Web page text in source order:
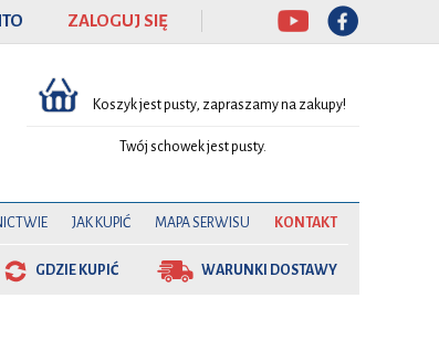
ZALOGUJ SIĘ
Koszyk jest pusty, zapraszamy na zakupy!
Twój schowek jest pusty.
JAK KUPIĆ MAPA SERWISU KONTAKT
GDZIE KUPIĆ WARUNKI DOSTAWY